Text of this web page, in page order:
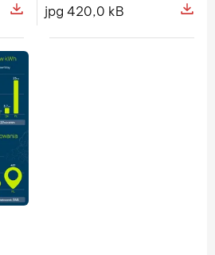
Pokaż szczegóły pliku GreenWay
jpg 420,0 kB